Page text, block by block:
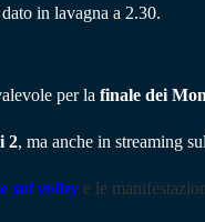
in lavagna a 2.30.
per la finale dei
2, ma anche in streaming
sul volley e le